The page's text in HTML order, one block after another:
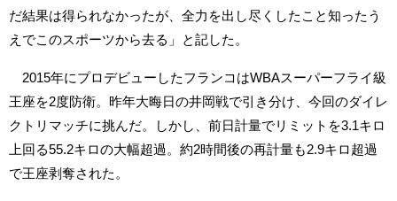
だ結果は得られなかったが、全力を出し尽くしたこと知ったう
えでこのスポーツから去る」と記した。
2015年にプロデビューしたフランコはWBAスーパーフライ級
王座を2度防衛。昨年大晦日の井岡戦で引き分け、今回のダイレ
クトリマッチに挑んだ。しかし、前日計量でリミットを3.1キロ
上回る55.2キロの大幅超過。約2時間後の再計量も2.9キロ超過
で王座剥奪された。